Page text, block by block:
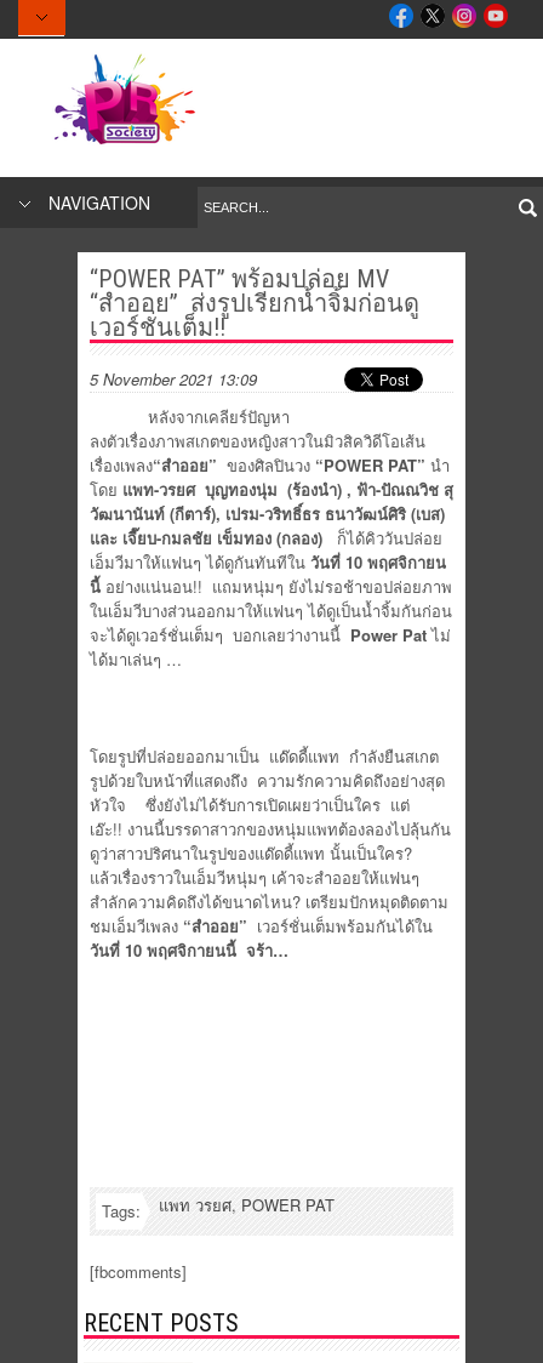
NAVIGATION
“POWER PAT” พร้อมปล่อย MV
“สำออย” ส่งรูปเรียกน้ำจิ้มก่อนดู
เวอร์ชั่นเต็ม!!
5 November 2021 13:09
หลังจากเคลียร์ปัญหา
ลงตัวเรื่องภาพสเกตของหญิงสาวในมิวสิควิดีโอเส้น
เรื่องเพลง“สำออย” ของศิลปินวง “POWER PAT” นำ
โดย แพท-วรยศ บุญทองนุ่ม (ร้องนำ) , ฟ้า-ปัณณวิช สุ
วัฒนานันท์ (กีตาร์), เปรม-วริทธิ์ธร ธนาวัฒน์ศิริ (เบส)
และ เจี๊ยบ-กมลชัย เข็มทอง (กลอง)
ก็ได้คิววันปล่อย
เอ็มวีมาให้แฟนๆ ได้ดูกันทันทีใน วันที่ 10 พฤศจิกายน
นี้ อย่างแน่นอน!! แถมหนุ่มๆ ยังไม่รอช้าขอปล่อยภาพ
ในเอ็มวีบางส่วนออกมาให้แฟนๆ ได้ดูเป็นน้ำจิ้มกันก่อน
จะได้ดูเวอร์ชั่นเต็มๆ บอกเลยว่างานนี้ Power Patไม่
ได้มาเล่นๆ …
โดยรูปที่ปล่อยออกมาเป็น แด๊ดดี้แพท กำลังยืนสเกต
รูปด้วยใบหน้าที่แสดงถึง ความรักความคิดถึงอย่างสุด
หัวใจ
ซึ่งยังไม่ได้รับการเปิดเผยว่าเป็นใคร แต่
เอ๊ะ!! งานนี้บรรดาสาวกของหนุ่มแพทต้องลองไปลุ้นกัน
ดูว่าสาวปริศนาในรูปของแด๊ดดี้แพท นั้นเป็นใคร?
แล้วเรื่องราวในเอ็มวีหนุ่มๆ เค้าจะสำออยให้แฟนๆ
สำลักความคิดถึงได้ขนาดไหน? เตรียมปักหมุดติดตาม
ชมเอ็มวีเพลง “สำออย” เวอร์ชั่นเต็มพร้อมกันได้ใน
วันที่ 10 พฤศจิกายนนี้ จร้า…
Tags: แพท วรยศ, POWER PAT
[fbcomments]
RECENT POSTS